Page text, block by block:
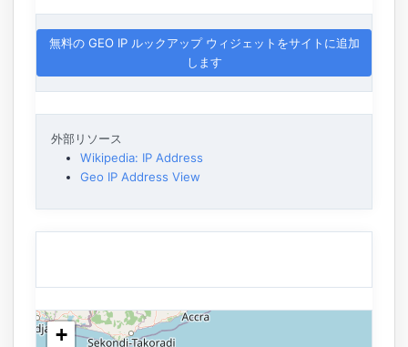
無料の GEO IP ルックアップ ウィジェットをサイトに追加
します
外部リソース
Wikipedia: IP Address
Geo IP Address View
+